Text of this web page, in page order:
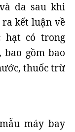
da sau khi
kết luận về
hạt có trong
gồm bao
thuốc trừ
máy bay